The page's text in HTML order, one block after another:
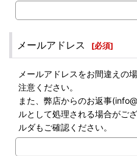
メールアドレス [必須]
メールアドレスをお間違えの
注意ください。
また、弊店からのお返事
ルとして処理される場合がご
ルダもご確認ください。